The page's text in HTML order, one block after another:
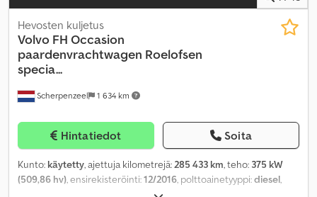
Scherpenzeel 1 634 km
Hevosten kuljetus
Volvo FH Occasion
paardenvrachtwagen Roelofsen
specia...
Hintatiedot Soita
Kunto: käytetty, ajettuja kilometrejä:285 433 km, teho: 375 kW
(509,86 hv), ensirekisteröinti:12/2016, polttoainetyyppi:diesel,
, vaihteistotyyppi: